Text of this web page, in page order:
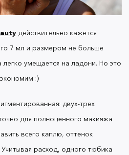
губы и
Beauty действительно могут
действительно кажется
7 мл и размером не больше
легко умещается на ладони. Но это
:)
двух-трех
для полноценного макияжа
всего каплю, оттенок
расход, одного тюбика